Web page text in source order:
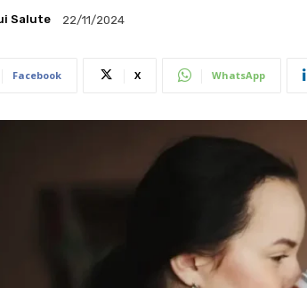
Salute 22/11/2024
Facebook X WhatsApp